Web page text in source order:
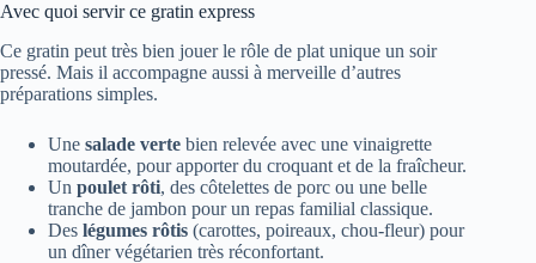
Avec quoi servir ce gratin express
Ce gratin peut très bien jouer le rôle de plat unique un soir
pressé. Mais il accompagne aussi à merveille d’autres
préparations simples.
Une salade verte bien relevée avec une vinaigrette
moutardée, pour apporter du croquant et de la fraîcheur.
Un poulet rôti, des côtelettes de porc ou une belle
tranche de jambon pour un repas familial classique.
Des légumes rôtis (carottes, poireaux, chou-fleur) pour
un dîner végétarien très réconfortant.